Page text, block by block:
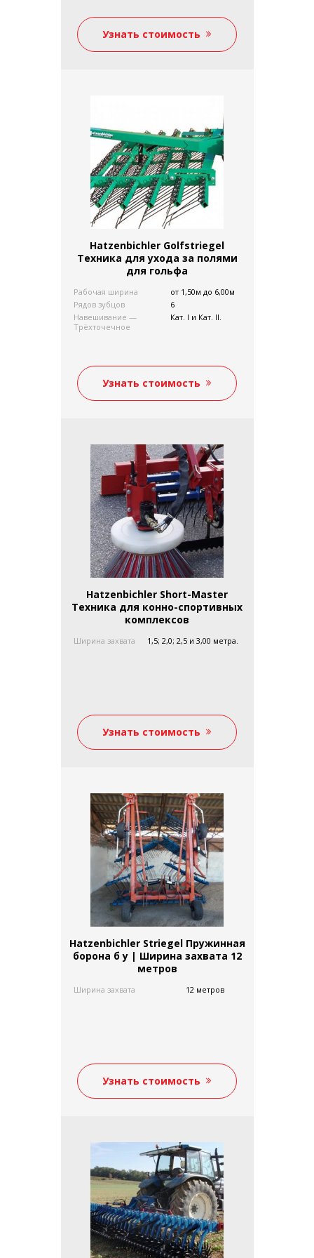
КАМНЕУБОРОЧНЫЕ МАШИНЫ
ЗАПЧАСТИ
ЭЛЕВАТОРЫ/ СЕМЕННЫЕ ЗАВОДЫ
СИЛОСА, БУНКЕРЫ ДЛЯ ЗЕРНА
ПРИЦЕПЫ
БОРОНЫ/ КАТКИ
КОММУНАЛЬНАЯ ТЕХНИКА И
ОБОРУДОВАНИЕ
Узнать стоимость
Hatzenbichler Golfstriegel
Техника для ухода за полями
для гольфа
Рабочая ширина
от 1,50м до 6,00м
Рядов зубцов
6
Навешивание —
Трёхточечное
Кат. I и Кат. II.
Узнать стоимость
Hatzenbichler Short-Master
Техника для конно-спортивных
комплексов
Ширина захвата 1,5; 2,0; 2,5 и 3,00 метра.
Узнать стоимость
Hatzenbichler Striegel Пружинная
борона б у | Ширина захвата 12
метров
Ширина захвата 12 метров
Узнать стоимость